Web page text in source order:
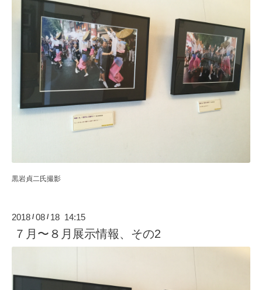
黒岩貞二氏撮影
2018 /08 / 18 14:15
７月〜８月展示情報、その2